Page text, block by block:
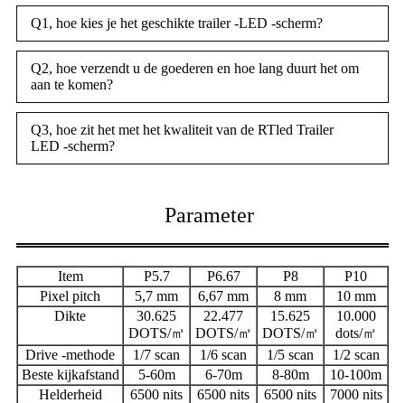
Q1, hoe kies je het geschikte trailer -LED -scherm?
Q2, hoe verzendt u de goederen en hoe lang duurt het om
aan te komen?
Q3, hoe zit het met het kwaliteit van de RTled Trailer
LED -scherm?
Parameter
Item P5.7 P6.67 P8
P10
Pixel pitch 5,7 mm 6,67 mm 8 mm
10 mm
Dikte
30.625
DOTS/㎡
22.477
DOTS/㎡
15.625
DOTS/㎡
10.000
dots/㎡
Drive -methode
1/7 scan 1/6 scan 1/5 scan
1/2 scan
Beste kijkafstand
5-60m 6-70m 8-80m
10-100m
Helderheid
6500 nits 6500 nits 6500 nits
7000 nits